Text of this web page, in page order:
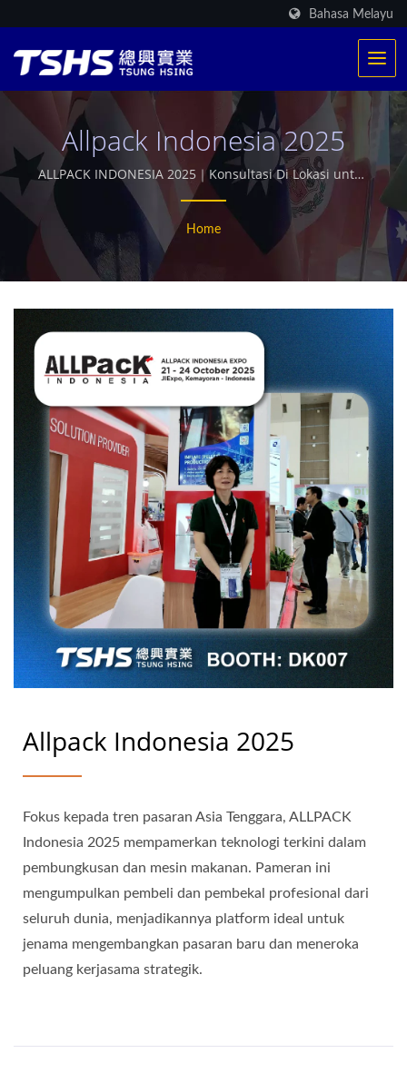
Bahasa Melayu
Allpack Indonesia 2025
ALLPACK INDONESIA 2025｜Konsultasi Di Lokasi untuk
Barisan Pemprosesan Snek Berisi Udara dan
Kacang/Bean｜Selamat Datang Melawat HALL D1 /
Booth DK 007 & DL 007
Home
Allpack Indonesia 2025
Fokus kepada tren pasaran Asia Tenggara, ALLPACK
Indonesia 2025 mempamerkan teknologi terkini dalam
pembungkusan dan mesin makanan. Pameran ini
mengumpulkan pembeli dan pembekal profesional dari
seluruh dunia, menjadikannya platform ideal untuk
jenama mengembangkan pasaran baru dan meneroka
peluang kerjasama strategik.